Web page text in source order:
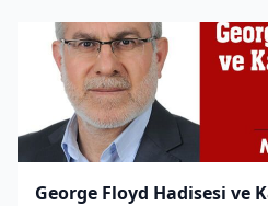
George Floyd Hadisesi ve